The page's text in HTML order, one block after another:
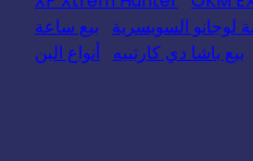
لوجانو السويسرية
بيع ساعة
بيع باشا دي كارتييه أنواع البن